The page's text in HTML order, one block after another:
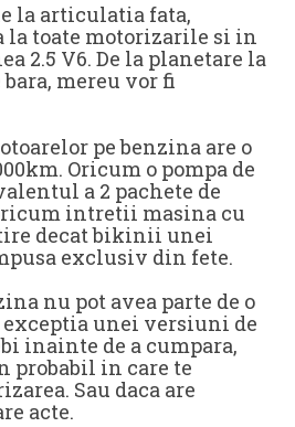
la articulatia fata,
la toate motorizarile si in
2.5 V6. De la planetare la
bara, mereu vor fi
pe benzina are o
Oricum o pompa de
a 2 pachete de
intretii masina cu
decat bikinii unei
exclusiv din fete.
nu pot avea parte de o
exceptia unei versiuni de
inainte de a cumpara,
probabil in care te
Sau daca are
acte.